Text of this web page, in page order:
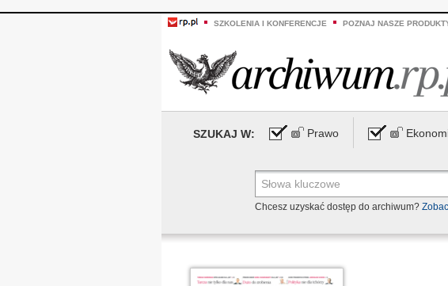
SZKOLENIA I KONFERENCJE POZNAJ NASZE
SZUKAJ W: Prawo
Chcesz uzyskać dostęp do archiwum?